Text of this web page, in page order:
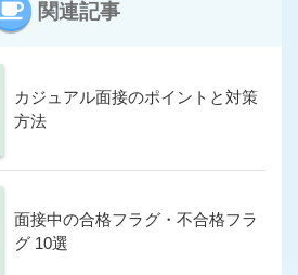
派遣求人あり
転職エージェント
で求人サイトを検索
関連記事
カジュアル面接のポイントと対策
方法
面接中の合格フラグ・不合格フラ
グ 10選